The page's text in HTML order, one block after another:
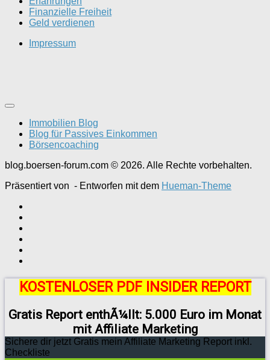
Finanzielle Freiheit
Geld verdienen
Impressum
Immobilien Blog
Blog für Passives Einkommen
Börsencoaching
blog.boersen-forum.com © 2026. Alle Rechte vorbehalten.
Präsentiert von - Entworfen mit dem Hueman-Theme
KOSTENLOSER PDF INSIDER REPORT
Gratis Report enthÃ¼llt: 5.000 Euro im Monat
mit Affiliate Marketing
Sichere dir jetzt Gratis mein Affiliate Marketing Report inkl.
Checkliste